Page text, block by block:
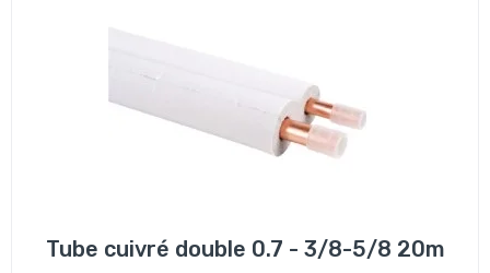
Tube cuivré double 0.7 - 3/8-5/8 20m